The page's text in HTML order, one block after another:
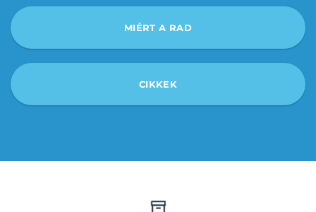
MIÉRT A RAD
CIKKEK